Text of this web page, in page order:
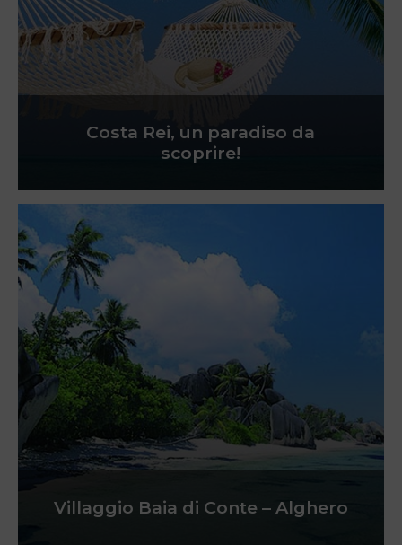
Costa Rei, un paradiso da
scoprire!
Villaggio Baia di Conte – Alghero